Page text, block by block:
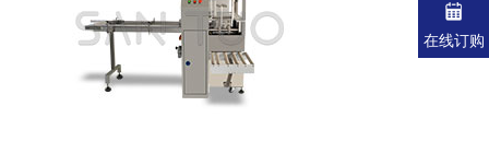
在线订购